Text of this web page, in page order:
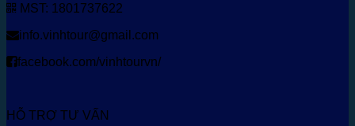
MST: 1801737622
info.vinhtour@gmail.com
facebook.com/vinhtourvn/
HỖ TRỢ TƯ VẤN